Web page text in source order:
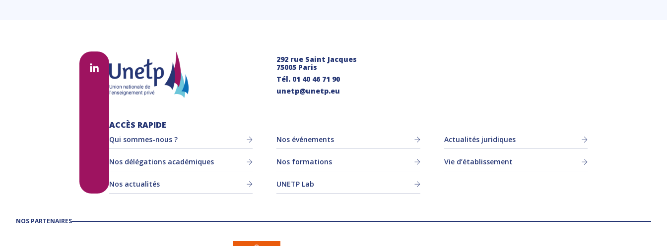
292 rue Saint Jacques
75005 Paris
Tél. 01 40 46 71 90
unetp@unetp.eu
ACCÈS RAPIDE
Qui sommes-nous ?
Nos délégations académiques
Nos actualités
Nos événements
Nos formations
UNETP Lab
Actualités juridiques
Vie d’établissement
NOS PARTENAIRES